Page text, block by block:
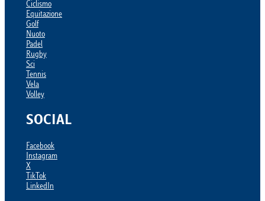
Ciclismo
Equitazione
Golf
Nuoto
Padel
Rugby
Sci
Tennis
Vela
Volley
SOCIAL
Facebook
Instagram
X
TikTok
LinkedIn